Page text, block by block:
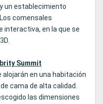
un establecimiento
comensales
interactiva, en la que se
Summit
en una habitación
cama de alta calidad.
las dimensiones